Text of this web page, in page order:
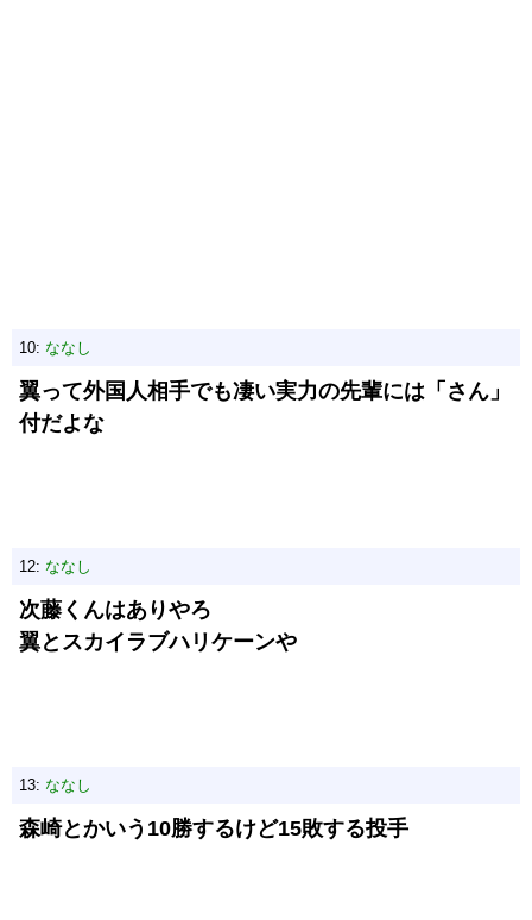
10: ななし
翼って外国人相手でも凄い実力の先輩には「さん」
付だよな
12: ななし
次藤くんはありやろ
翼とスカイラブハリケーンや
13: ななし
森崎とかいう10勝するけど15敗する投手